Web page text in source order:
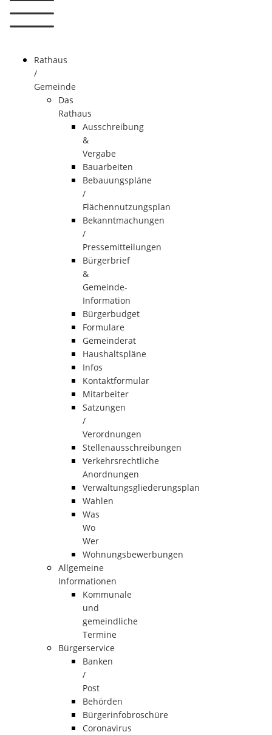
Rathaus
/
Gemeinde
Das
Rathaus
Ausschreibung
&
Vergabe
Bauarbeiten
Bebauungspläne
/
Flächennutzungsplan
Bekanntmachungen
/
Pressemitteilungen
Bürgerbrief
&
Gemeinde-
Information
Bürgerbudget
Formulare
Gemeinderat
Haushaltspläne
Infos
Kontaktformular
Mitarbeiter
Satzungen
/
Verordnungen
Stellenausschreibungen
Verkehrsrechtliche
Anordnungen
Verwaltungsgliederungsplan
Wahlen
Was
Wo
Wer
Wohnungsbewerbungen
Allgemeine
Informationen
Kommunale
und
gemeindliche
Termine
Bürgerservice
Banken
/
Post
Behörden
Bürgerinfobroschüre
Coronavirus